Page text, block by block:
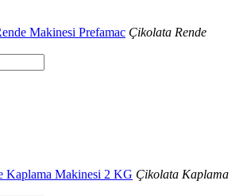
Makinesi Prefamac Çikolata Rende
Kaplama Makinesi 2 KG Çikolata Kaplama